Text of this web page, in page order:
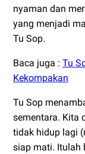
nyaman dan
yang menjadi
Tu Sop.
Baca juga : Tu
Kekompakan
Tu Sop
sementara. Kita
tidak hidup lagi
siap mati. Itulah